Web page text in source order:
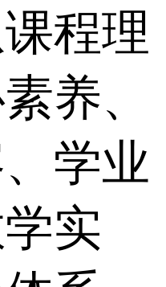
程理
养、
学业
实